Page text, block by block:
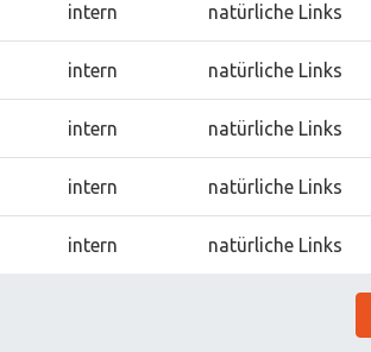
intern natürliche Links
intern natürliche Links
intern natürliche Links
intern natürliche Links
intern natürliche Links